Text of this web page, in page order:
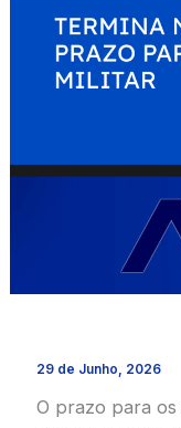
29 de Junho, 2026
O prazo para os